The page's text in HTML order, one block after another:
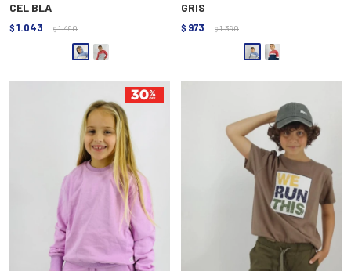
CEL BLA
$ 1.043 $ 1.490
GRIS
$ 973 $ 1.390